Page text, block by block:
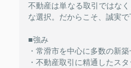
不動産は単なる取引ではな
な選択。だからこそ、誠実
■強み
・常滑市を中心に多数の新
・不動産取引に精通したス